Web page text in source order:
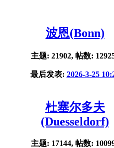
波恩(Bonn)
主题: 21902, 帖数:
最后发表: 2026-3-25
杜塞尔多夫
(Duesseldorf)
主题: 17144, 帖数: